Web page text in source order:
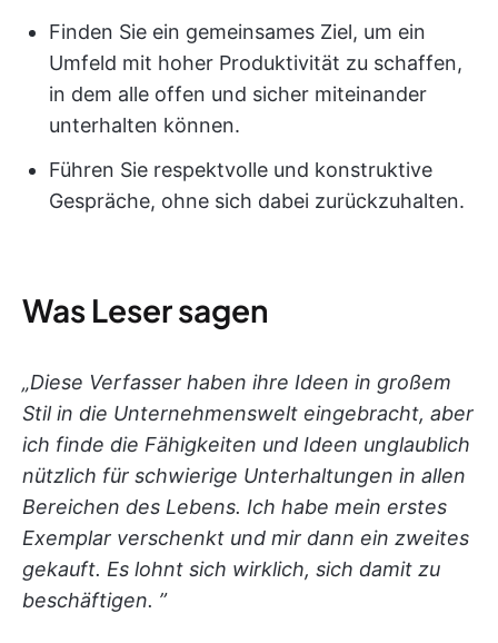
Finden Sie ein gemeinsames Ziel, um ein
Umfeld mit hoher Produktivität zu schaffen,
in dem alle offen und sicher miteinander
unterhalten können.
Führen Sie respektvolle und konstruktive
Gespräche, ohne sich dabei zurückzuhalten.
Was Leser sagen
„Diese Verfasser haben ihre Ideen in großem
Stil in die Unternehmenswelt eingebracht, aber
ich finde die Fähigkeiten und Ideen unglaublich
nützlich für schwierige Unterhaltungen in allen
Bereichen des Lebens. Ich habe mein erstes
Exemplar verschenkt und mir dann ein zweites
gekauft. Es lohnt sich wirklich, sich damit zu
beschäftigen. ”